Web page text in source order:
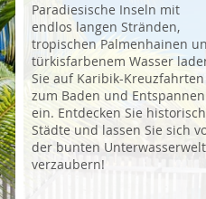
Paradiesische Inseln mit
endlos langen Stränden,
tropischen Palmenhainen
türkisfarbenem Wasser
Sie auf Karibik-Kreuzfahrten
zum Baden und Entspannen
ein. Entdecken Sie
Städte und lassen Sie sich
der bunten Unterwasserwelt
verzaubern!